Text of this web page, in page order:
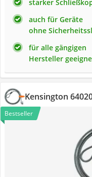
starker
auch für Geräte
ohne
für alle gängigen
Hersteller
Kensington
Bestseller